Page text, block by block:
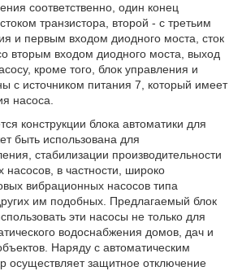
соответственно, один конец
транзистора, второй - с третьим
и первым входом диодного моста, сток
вторым входом диодного моста, выход
кроме того, блок управления и
с источником питания 7, который имеет
насоса.
конструкции блока автоматики для
быть использована для
стабилизации производительности
в частности, широко
вибрационных насосов типа
им подобных. Предлагаемый блок
эти насосы не только для
водоснабжения домов, дач и
Наряду с автоматическим
осуществляет защитное отключение